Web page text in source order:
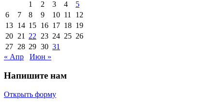
1
2 3 4
5
6
7 8 9 10 11
12
13 14 15 16 17 18 19
20 21 22 23 24 25 26
27 28 29 30 31
« Апр
Июн »
Напишите нам
Открыть форму